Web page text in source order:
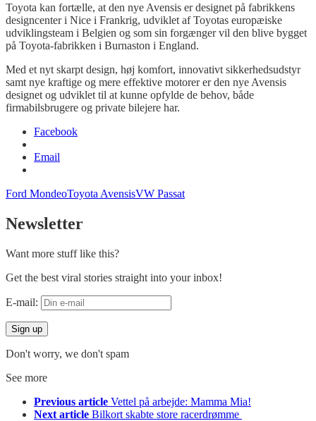
Toyota kan fortælle, at den nye Avensis er designet på fabrikkens
designcenter i Nice i Frankrig, udviklet af Toyotas europæiske
udviklingsteam i Belgien og som sin forgænger vil den blive bygget
på Toyota-fabrikken i Burnaston i England.
Med et nyt skarpt design, høj komfort, innovativt sikkerhedsudstyr
samt nye kraftige og mere effektive motorer er den nye Avensis
designet og udviklet til at kunne opfylde de behov, både
firmabilsbrugere og private bilejere har.
Facebook
Email
Ford MondeoToyota AvensisVW Passat
Newsletter
Want more stuff like this?
Get the best viral stories straight into your inbox!
E-mail:
Don't worry, we don't spam
See more
Previous article Vettel på arbejde: Mamma Mia!
Next article Bilkort skabte store racerdrømme